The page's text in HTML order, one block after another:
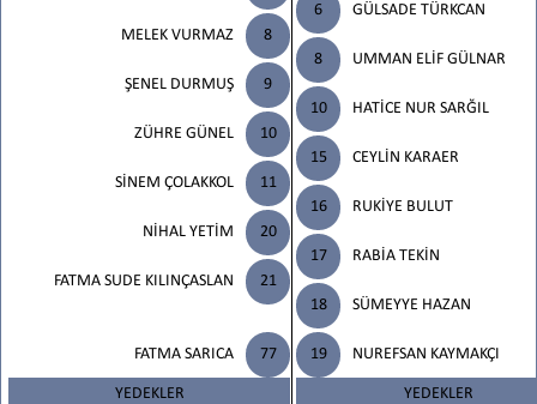
8
MELEK VURMAZ
9
ŞENEL DURMUŞ
10
ZÜHRE GÜNEL
11
SİNEM ÇOLAKKOL
20
NİHAL YETİM
21
FATMA SUDE KILINÇASLAN
77
FATMA SARICA
YEDEKLER
6 GÜLSADE TÜRKCAN
8 UMMAN ELİF GÜLNAR
10 HATİCE NUR SARĞIL
15 CEYLİN KARAER
16 RUKİYE BULUT
17 RABİA TEKİN
18 SÜMEYYE HAZAN
19 NUREFSAN KAYMAKÇI
YEDEKLER